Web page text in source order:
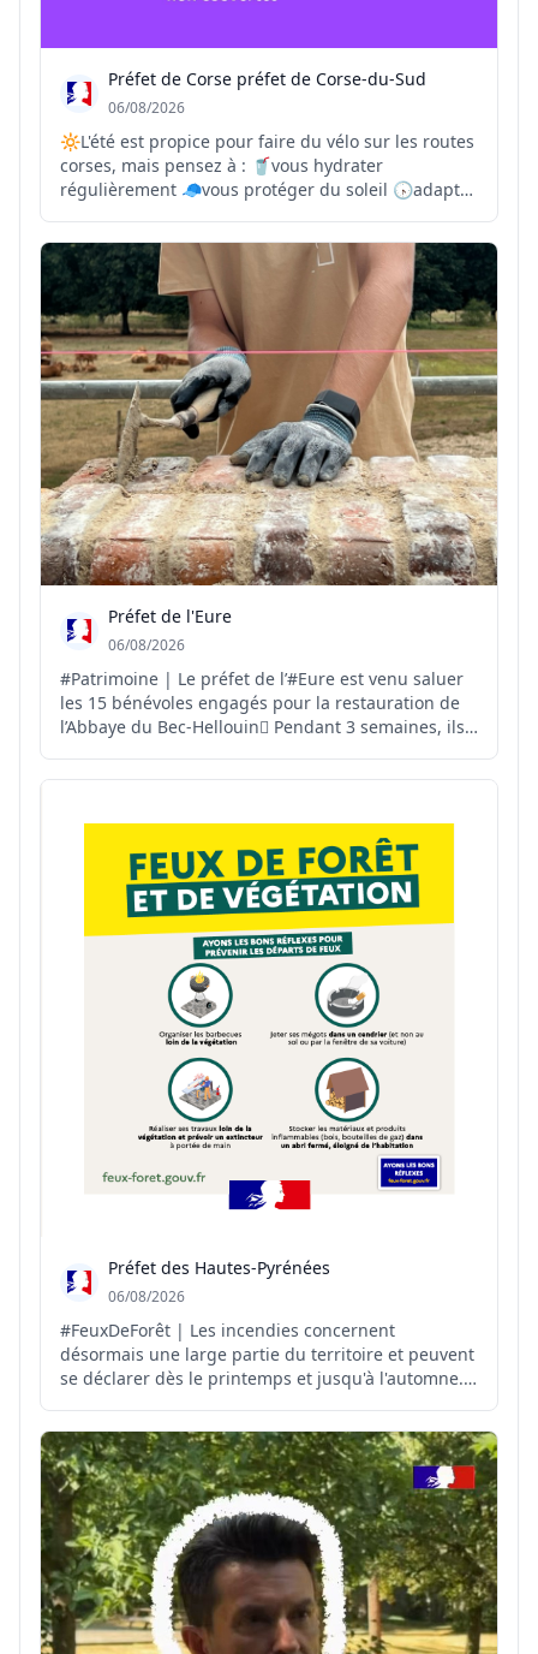
Préfet de Corse préfet de Corse-du-Sud
06/08/2026
🔆L'été est propice pour faire du vélo sur les routes
corses, mais pensez à : 🥤vous hydrater
régulièrement 🧢vous protéger du soleil 🕟adapter
plus supportables
Préfet de l'Eure
06/08/2026
#Patrimoine | Le préfet de l’#Eure est venu saluer
les 15 bénévoles engagés pour la restauration de
l’Abbaye du Bec-Hellouin🪏 Pendant 3 semaines, ils
soutènement en silex hourdé à la chaux🧱 Une
Préfet des Hautes-Pyrénées
06/08/2026
#FeuxDeForêt | Les incendies concernent
désormais une large partie du territoire et peuvent
se déclarer dès le printemps et jusqu'à l'automne.
largement les bons réflexes à adopter pour s'en
protéger 👉 http://feux-foret.gouv.fr